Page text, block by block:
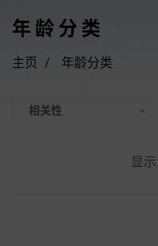
年龄分类
主页 年龄分类
相关性 
显